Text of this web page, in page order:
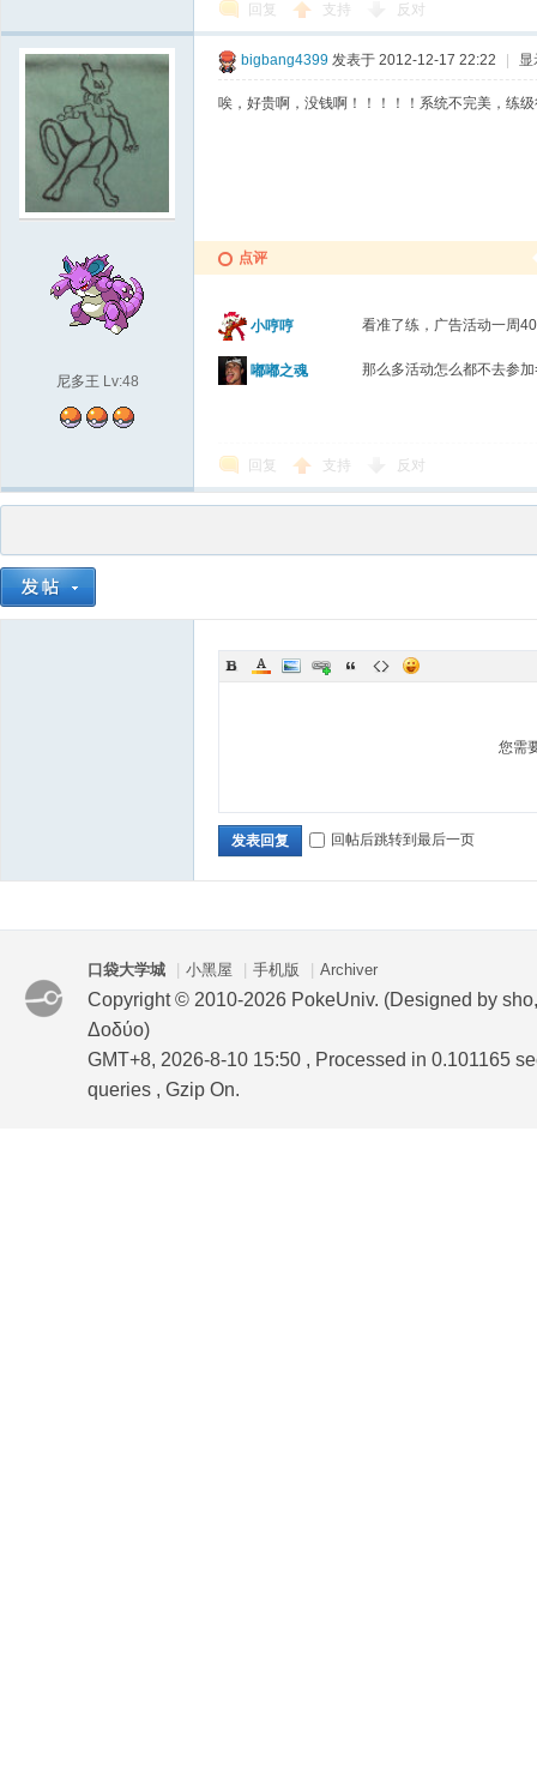
回复 支持 反对
尼多王 Lv:48
bigbang4399 发表于 2012-12-17 22:22 | 显
唉，好贵啊，没钱啊！！！！！系统不完美，练
点评
小哼哼 看准了练，广告活动一周
嘟嘟之魂 那么多活动怎么都不去参
回复 支持 反对
您需
发表回复 回帖后跳转到最后一页
口袋大学城 小黑屋 手机版 Archiver
Copyright © 2010-2026 PokeUniv. (Designed by
Δοδύο)
GMT+8, 2026-8-10 15:50 , Processed in 0.101165
queries , Gzip On.